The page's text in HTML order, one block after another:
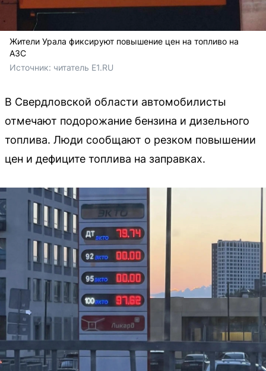
Жители Урала фиксируют повышение цен на топливо на
АЗС
Источник: читатель E1.RU
В Свердловской области автомобилисты
отмечают подорожание бензина и дизельного
топлива. Люди сообщают о резком повышении
цен и дефиците топлива на заправках.